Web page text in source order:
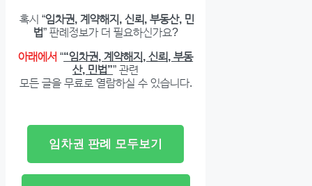
혹시 “임차권, 계약해지, 신뢰, 부동산, 민
법” 판례정보가 더 필요하신가요?
아래에서 ““임차권, 계약해지, 신뢰, 부동
산, 민법”” 관련
모든 글을 무료로 열람하실 수 있습니다.
임차권 판례 모두보기